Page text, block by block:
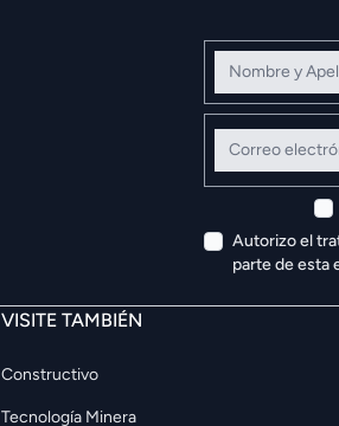
Nombre y
Correo
Autorizo el
parte de esta
VISITE TAMBIÉN
Constructivo
Tecnología Minera